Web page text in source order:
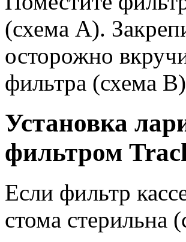
(схема A).
осторожно
фильтра (схема B)
Установка
фильтром
Если фильтр
стома стерильна